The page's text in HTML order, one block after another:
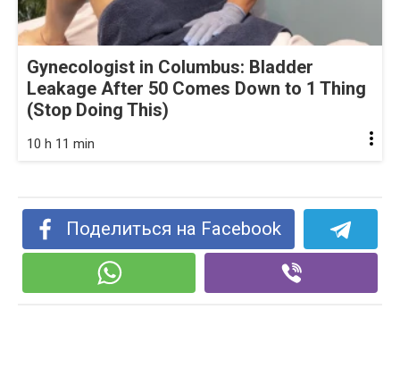
Gynecologist in Columbus: Bladder
Leakage After 50 Comes Down to 1 Thing
(Stop Doing This)
10 h 11 min
Поделиться на Facebook